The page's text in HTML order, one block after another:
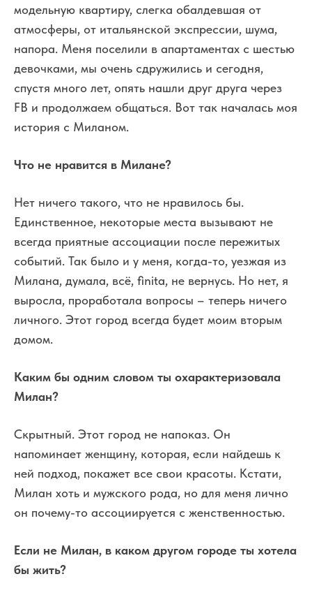
модельную квартиру, слегка обалдевшая от
атмосферы, от итальянской экспрессии, шума,
напора. Меня поселили в апартаментах с шестью
девочками, мы очень сдружились и сегодня,
спустя много лет, опять нашли друг друга через
FB и продолжаем общаться. Вот так началась моя
история с Миланом.
Что не нравится в Милане?
Нет ничего такого, что не нравилось бы.
Единственное, некоторые места вызывают не
всегда приятные ассоциации после пережитых
событий. Так было и у меня, когда-то, уезжая из
Милана, думала, всё, finita, не вернусь. Но нет, я
выросла, проработала вопросы – теперь ничего
личного. Этот город всегда будет моим вторым
домом.
Каким бы одним словом ты охарактеризовала
Милан?
Скрытный. Этот город не напоказ. Он
напоминает женщину, которая, если найдешь к
ней подход, покажет все свои красоты. Кстати,
Милан хоть и мужского рода, но для меня лично
он почему-то ассоциируется с женственностью.
Если не Милан, в каком другом городе ты хотела
бы жить?